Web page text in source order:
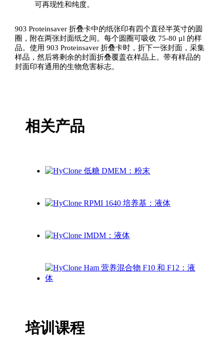
可再现性和纯度。
903 Proteinsaver 折叠卡中的纸张印有四个直径半英寸的圆
圈，附在两张封面纸之间。每个圆圈可吸收 75-80 µl 的样
品。使用 903 Proteinsaver 折叠卡时，折下一张封面，采集
样品，然后将剩余的封面折叠覆盖在样品上。带有样品的
封面印有通用的生物危害标志。
相关产品
培训课程